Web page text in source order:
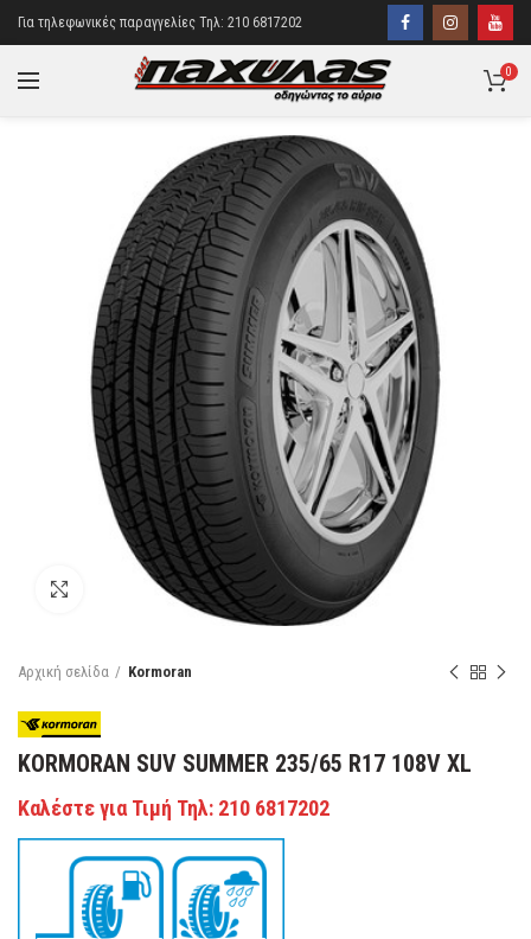
Για τηλεφωνικές παραγγελίες Τηλ: 210 6817202
0
Κάντε κλικ για μεγέθυνση
Αρχική σελίδα Kormoran
KORMORAN SUV SUMMER 235/65 R17 108V XL
Καλέστε για Τιμή Τηλ: 210 6817202